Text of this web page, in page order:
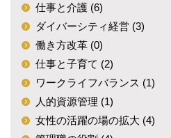
仕事と介護 (6)
ダイバーシティ経営 (3)
働き方改革 (0)
仕事と子育て (2)
ワークライフバランス (1)
人的資源管理 (1)
女性の活躍の場の拡大 (4)